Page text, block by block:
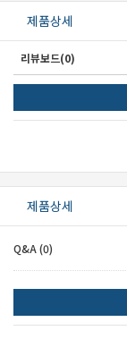
제품상세
리뷰보드(0)
제품상세
Q&A (0)